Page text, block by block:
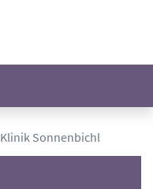
Klinik Sonnenbichl